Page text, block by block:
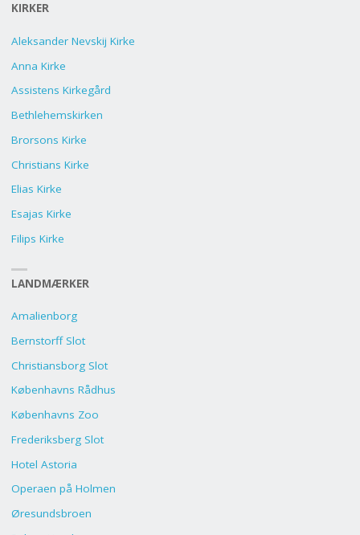
KIRKER
Aleksander Nevskij Kirke
Anna Kirke
Assistens Kirkegård
Bethlehemskirken
Brorsons Kirke
Christians Kirke
Elias Kirke
Esajas Kirke
Filips Kirke
LANDMÆRKER
Amalienborg
Bernstorff Slot
Christiansborg Slot
Københavns Rådhus
Københavns Zoo
Frederiksberg Slot
Hotel Astoria
Operaen på Holmen
Øresundsbroen